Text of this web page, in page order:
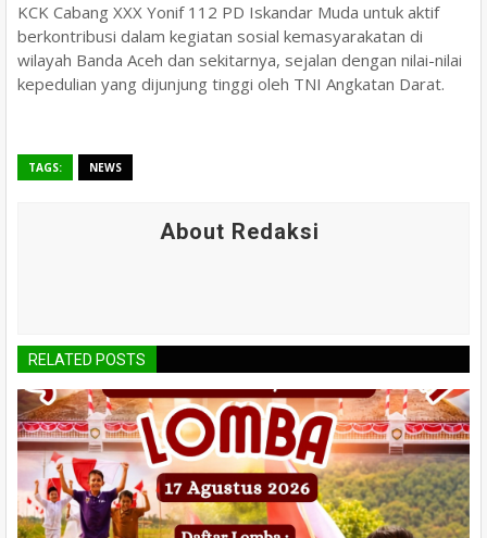
KCK Cabang XXX Yonif 112 PD Iskandar Muda untuk aktif
berkontribusi dalam kegiatan sosial kemasyarakatan di
wilayah Banda Aceh dan sekitarnya, sejalan dengan nilai-nilai
kepedulian yang dijunjung tinggi oleh TNI Angkatan Darat.
TAGS: NEWS
About Redaksi
RELATED POSTS